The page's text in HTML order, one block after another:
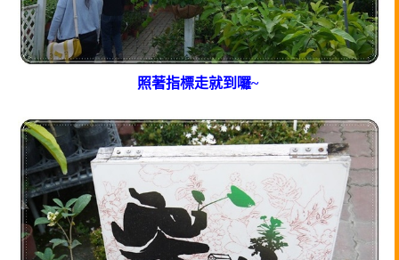
照著指標走就到囉~